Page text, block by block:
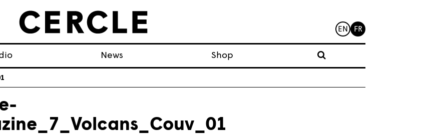
EN FR
News Shop